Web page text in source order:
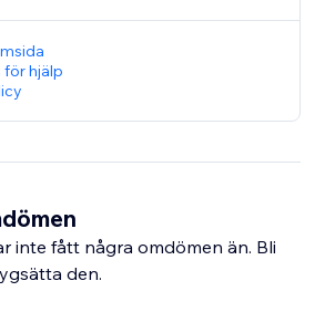
för hjälp
inte fått några omdömen än. Bli
den.